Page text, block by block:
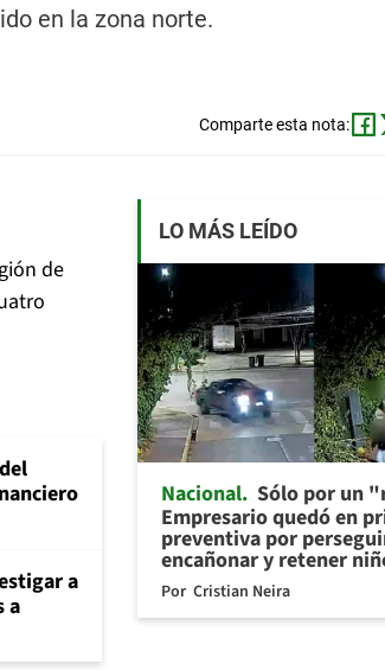
en la zona norte.
Comparte esta nota:
de
a
a
LO MÁS LEÍDO
Nacional Sólo por un
Empresario quedó en
preventiva por
encañonar y retener
Por Cristian Neira